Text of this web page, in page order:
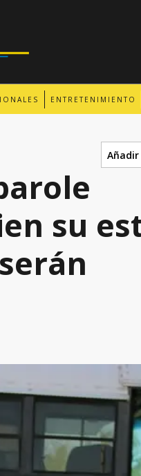
ENTRETENIMIENTO
su